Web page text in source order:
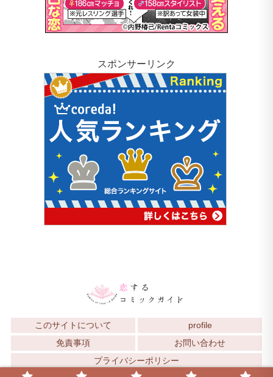
スポンサーリンク
このサイトについて
profile
免責事項
お問い合わせ
プライバシーポリシー